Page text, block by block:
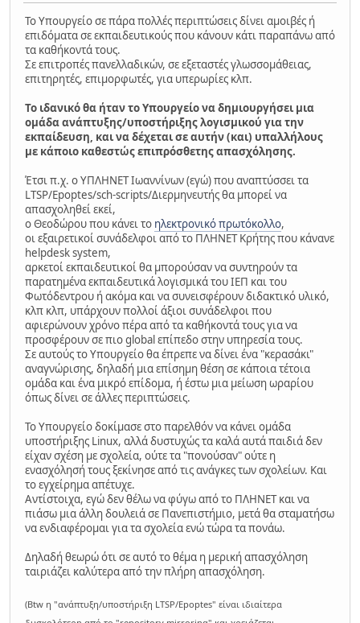
Το Υπουργείο σε πάρα πολλές περιπτώσεις δίνει αμοιβές ή
επιδόματα σε εκπαιδευτικούς που κάνουν κάτι παραπάνω από
τα καθήκοντά τους.
Σε επιτροπές πανελλαδικών, σε εξεταστές γλωσσομάθειας,
επιτηρητές, επιμορφωτές, για υπερωρίες κλπ.
Το ιδανικό θα ήταν το Υπουργείο να δημιουργήσει μια
ομάδα ανάπτυξης/υποστήριξης λογισμικού για την
εκπαίδευση, και να δέχεται σε αυτήν (και) υπαλλήλους
με κάποιο καθεστώς επιπρόσθετης απασχόλησης.
Έτσι π.χ. ο ΥΠΛΗΝΕΤ Ιωαννίνων (εγώ) που αναπτύσσει τα
LTSP/Epoptes/sch-scripts/Διερμηνευτής θα μπορεί να
απασχοληθεί εκεί,
ο Θεοδώρου που κάνει το ηλεκτρονικό πρωτόκολλο,
οι εξαιρετικοί συνάδελφοι από το ΠΛΗΝΕΤ Κρήτης που κάνανε
helpdesk system,
αρκετοί εκπαιδευτικοί θα μπορούσαν να συντηρούν τα
παρατημένα εκπαιδευτικά λογισμικά του ΙΕΠ και του
Φωτόδεντρου ή ακόμα και να συνεισφέρουν διδακτικό υλικό,
κλπ κλπ, υπάρχουν πολλοί άξιοι συνάδελφοι που
αφιερώνουν χρόνο πέρα από τα καθήκοντά τους για να
προσφέρουν σε πιο global επίπεδο στην υπηρεσία τους.
Σε αυτούς το Υπουργείο θα έπρεπε να δίνει ένα "κερασάκι"
αναγνώρισης, δηλαδή μια επίσημη θέση σε κάποια τέτοια
ομάδα και ένα μικρό επίδομα, ή έστω μια μείωση ωραρίου
όπως δίνει σε άλλες περιπτώσεις.
Το Υπουργείο δοκίμασε στο παρελθόν να κάνει ομάδα
υποστήριξης Linux, αλλά δυστυχώς τα καλά αυτά παιδιά δεν
είχαν σχέση με σχολεία, ούτε τα "πονούσαν" ούτε η
ενασχόλησή τους ξεκίνησε από τις ανάγκες των σχολείων. Και
το εγχείρημα απέτυχε.
Αντίστοιχα, εγώ δεν θέλω να φύγω από το ΠΛΗΝΕΤ και να
πιάσω μια άλλη δουλειά σε Πανεπιστήμιο, μετά θα σταματήσω
να ενδιαφέρομαι για τα σχολεία ενώ τώρα τα πονάω.
Δηλαδή θεωρώ ότι σε αυτό το θέμα η μερική απασχόληση
ταιριάζει καλύτερα από την πλήρη απασχόληση.
(Btw η "ανάπτυξη/υποστήριξη LTSP/Epoptes" είναι ιδιαίτερα